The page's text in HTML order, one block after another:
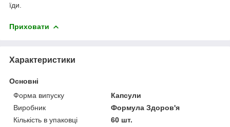
їди.
Приховати
Характеристики
Основні
Форма випуску
Капсули
Виробник
Формула Здоров'я
Кількість в упаковці
60 шт.